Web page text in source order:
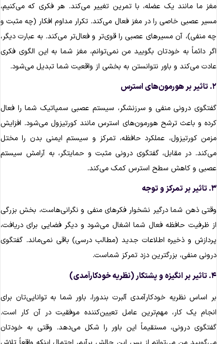
ما مانند یک عضله، با تمرین تغییر می‌کند. هر فکری که می‌کنیم،
عصبی خاصی را در مغز فعال می‌کند. تکرار مداوم افکار (چه مثبت و
منفی)، آن مسیرهای عصبی را قوی‌تر و فعال‌تر می‌کند. به عبارت دیگر،
دائماً به خودتان بگویید من نمی‌توانم، مغز شما به این الگوی فکری
می‌کند و باور نتوانستن به بخشی از واقعیت شما تبدیل می‌شود.
استرس
درونی منفی و سرزنشگر، سیستم عصبی سمپاتیک شما را فعال
و باعث ترشح هورمون‌های استرس مانند کورتیزول می‌شود. افزایش
کورتیزول، عملکرد حافظه، تمرکز و سیستم ایمنی بدن را مختل
در مقابل، گفتگوی درونی مثبت و حمایتگر، به آرامش سیستم
و کاهش سطح استرس کمک می‌کند.
و توجه
ذهن شما درگیر نشخوار فکرهای منفی و نگرانی‌هاست، بخش بزرگی
ظرفیت حافظه فعال شما اشغال می‌شود و دیگر فضایی برای دریافت،
و ذخیره اطلاعات جدید (مطالب درسی) باقی نمی‌ماند. گفتگوی
منفی، بزرگترین دزد تمرکز شماست.
خودکارآمدی)
اساس نظریه خودکارآمدی آلبرت بندورا، باور شما به توانایی‌تان برای
یک کار، مهم‌ترین عامل تعیین‌کننده موفقیت در آن کار است.
درونی، مستقیماً این باور را شکل می‌دهد. وقتی به خودتان